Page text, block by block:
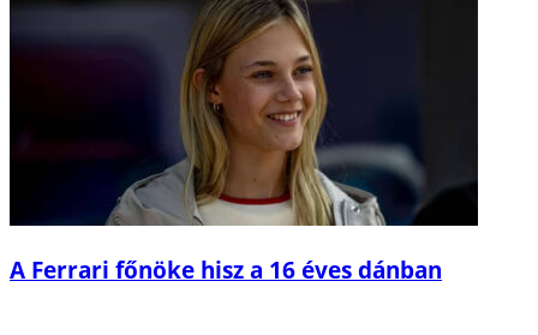
A Ferrari főnöke hisz a 16 éves dánban